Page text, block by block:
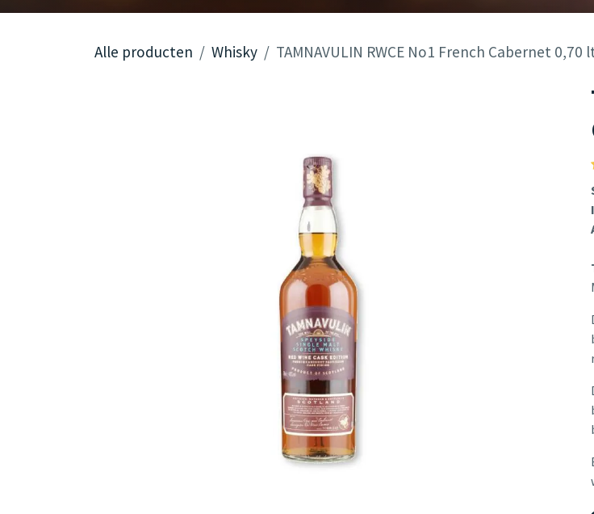
Alle producten Whisky TAMNAVULIN RWCE No1 French Cabernet 0,70